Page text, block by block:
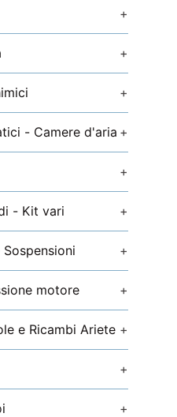
+
+
+
- Camere d'aria +
+
- Kit vari +
+
motore +
e Ricambi Ariete +
+
+